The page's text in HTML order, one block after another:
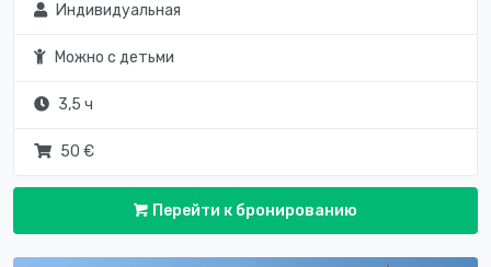
Индивидуальная
Можно с детьми
3,5 ч
50 €
Перейти к бронированию